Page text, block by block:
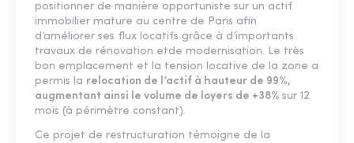
positionner de manière opportuniste sur un actif
immobilier mature au centre de Paris afin
d’améliorer ses flux locatifs grâce à d’importants
travaux de rénovation etde modernisation. Le très
bon emplacement et la tension locative de la zone a
permis la relocation de l’actif à hauteur de 99%,
augmentant ainsi le volume de loyers de +38% sur 12
mois (à périmètre constant).
Ce projet de restructuration témoigne de la